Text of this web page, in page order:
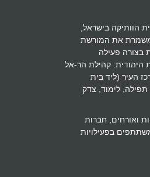
הוותיקה בישראל,
חווה ומשמרת את המורשת
בצורה פעילה
קהילת הר-אל
העיר (ליד בית
לימוד, צדק
ואורחים, חברות
בפעילויות